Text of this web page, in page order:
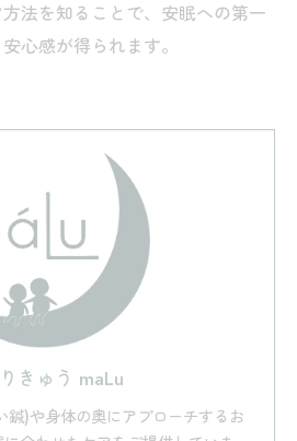
法を知ることで、安眠への第一
心感が得られます。
きゅう maLu
鍼)や身体の奥にアプローチするお